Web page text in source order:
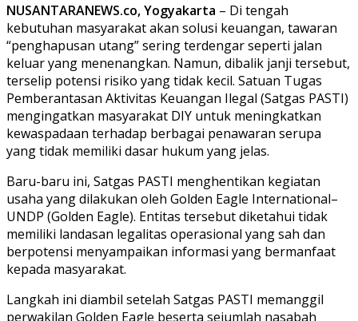
NUSANTARANEWS.co, Yogyakarta – Di tengah
kebutuhan masyarakat akan solusi keuangan, tawaran
“penghapusan utang” sering terdengar seperti jalan
keluar yang menenangkan. Namun, dibalik janji tersebut,
terselip potensi risiko yang tidak kecil. Satuan Tugas
Pemberantasan Aktivitas Keuangan Ilegal (Satgas PASTI)
mengingatkan masyarakat DIY untuk meningkatkan
kewaspadaan terhadap berbagai penawaran serupa
yang tidak memiliki dasar hukum yang jelas.
Baru-baru ini, Satgas PASTI menghentikan kegiatan
usaha yang dilakukan oleh Golden Eagle International–
UNDP (Golden Eagle). Entitas tersebut diketahui tidak
memiliki landasan legalitas operasional yang sah dan
berpotensi menyampaikan informasi yang bermanfaat
kepada masyarakat.
Langkah ini diambil setelah Satgas PASTI memanggil
perwakilan Golden Eagle beserta sejumlah nasabah